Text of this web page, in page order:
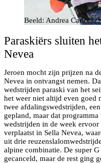
Beeld: Andrea Carloni,
Paraskiërs sluiten
Nevea
Jeroen mocht zijn prijzen na
Nevea in ontvangst nemen.
wedstrijden paraski van het
het weer niet altijd even goed
twee afdalingswedstrijden,
gepland, maar dat
wedstrijden in de week
verplaatst in Sella Nevea,
uit drie
alpine combinatie. De super
gecanceld, maar de rest ging